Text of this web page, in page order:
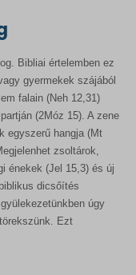
Bibliai értelemben ez
gyermekek szájából
falain (Neh 12,31)
(2Móz 15). A zene
egyszerű hangja (Mt
zsoltárok,
énekek (Jel 15,3) és új
dicsőítés
úgy
Ezt